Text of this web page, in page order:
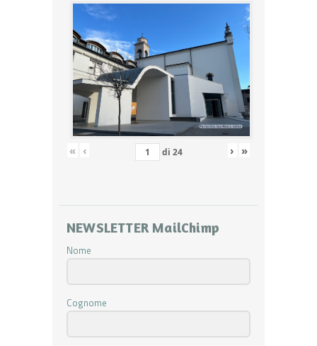
« ‹ di 24 › »
NEWSLETTER MailChimp
Nome
Cognome